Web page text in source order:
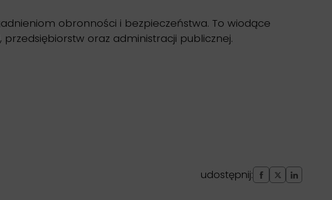
obronności i bezpieczeństwa. To wiodące
oraz administracji publicznej.
udostępnij: